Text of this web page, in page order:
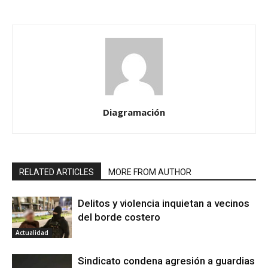
Diagramación
RELATED ARTICLES MORE FROM AUTHOR
Actualidad
Delitos y violencia inquietan a vecinos
del borde costero
Sindicato condena agresión a guardias